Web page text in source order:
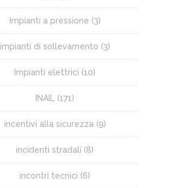
Impianti a pressione (3)
impianti di sollevamento (3)
Impianti elettrici (10)
INAIL (171)
incentivi alla sicurezza (9)
incidenti stradali (8)
incontri tecnici (6)